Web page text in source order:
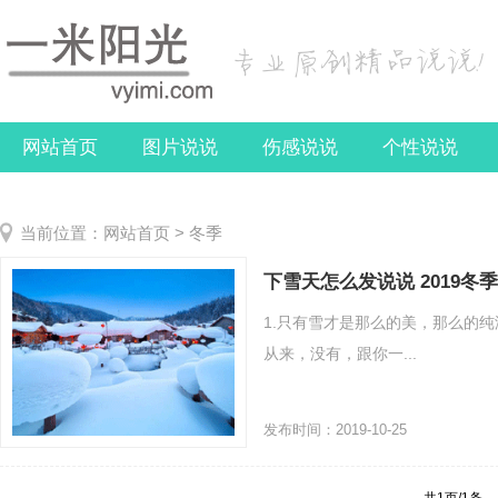
网站首页 图片说说 伤感说说 个性说说
当前位置： 网站首页 > 冬季
下雪天怎么发说说 2019冬
1.只有雪才是那么的美，那么的
从来，没有，跟你一...
发布时间：2019-10-25